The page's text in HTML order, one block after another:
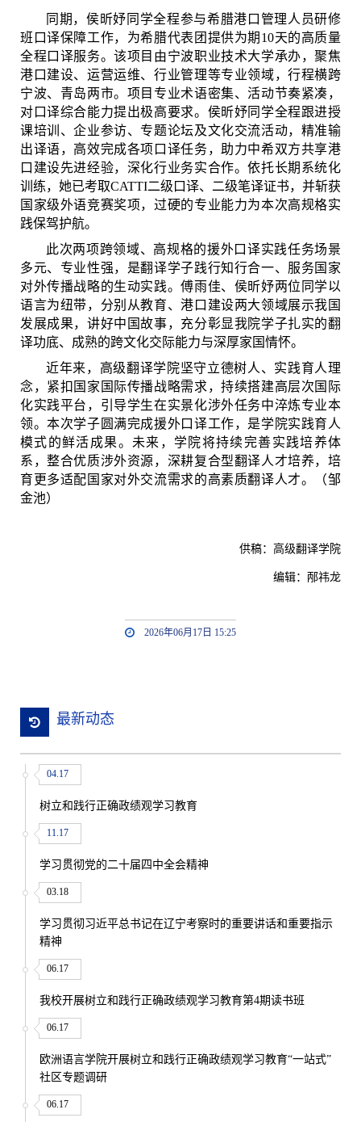
同期，侯昕妤同学全程参与希腊港口管理人员研修
班口译保障工作，为希腊代表团提供为期 10天的高质量
全程口译服务。该项目由宁波职业技术大学承办，聚焦
港口建设、运营运维、行业管理等专业领域，行程横跨
宁波、青岛两市。项目专业术语密集、活动节奏紧凑，
对口译综合能力提出极高要求。侯昕妤同学全程跟进授
课培训、企业参访、专题论坛及文化交流活动，精准输
出译语，高效完成各项口译任务，助力中希双方共享港
口建设先进经验，深化行业务实合作。依托长期系统化
训练，她已考取CATTI二级口译、二级笔译证书，并斩获
国家级外语竞赛奖项，过硬的专业能力为本次高规格实
践保驾护航。
此次两项跨领域、高规格的援外口译实践任务场景
多元、专业性强，是翻译学子践行知行合一、服务国家
对外传播战略的生动实践。傅雨佳、侯昕妤两位同学以
语言为纽带，分别从教育、港口建设两大领域展示我国
发展成果，讲好中国故事，充分彰显我院学子扎实的翻
译功底、成熟的跨文化交际能力与深厚家国情怀。
近年来，高级翻译学院坚守立德树人、实践育人理
念，紧扣国家国际传播战略需求，持续搭建高层次国际
化实践平台，引导学生在实景化涉外任务中淬炼专业本
领。本次学子圆满完成援外口译工作，是学院实践育人
模式的鲜活成果。未来，学院将持续完善实践培养体
系，整合优质涉外资源，深耕复合型翻译人才培养，培
育更多适配国家对外交流需求的高素质翻译人才。（邹
金池）
供稿：高级翻译学院
编辑：邴祎龙
2026年06月17日 15:25
最新动态
04.17
树立和践行正确政绩观学习教育
11.17
学习贯彻党的二十届四中全会精神
03.18
学习贯彻习近平总书记在辽宁考察时的重要讲话和重要指示
精神
06.17
我校开展树立和践行正确政绩观学习教育第4期读书班
06.17
欧洲语言学院开展树立和践行正确政绩观学习教育“一站式”
社区专题调研
06.17